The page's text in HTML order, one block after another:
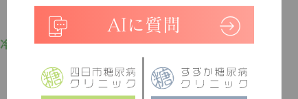
冷たいものをがぶがぶとってしまうと、
AIに質問